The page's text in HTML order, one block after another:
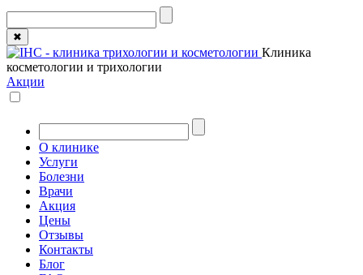
✖
Клиника
косметологии и трихологии
Акции
О клинике
Услуги
Болезни
Врачи
Акция
Цены
Отзывы
Контакты
Блог